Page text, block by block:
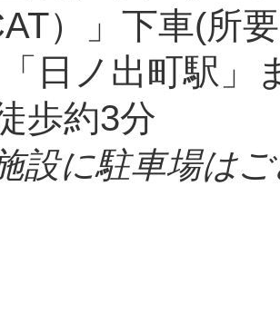
）」下車(所
日ノ出町駅」
歩約3分
設に駐車場は